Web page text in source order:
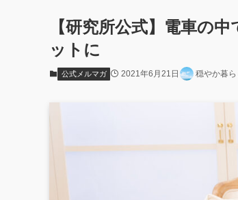
【研究所公式】電車の
ットに
公式メルマガ 2021年6月21日 穏やか暮